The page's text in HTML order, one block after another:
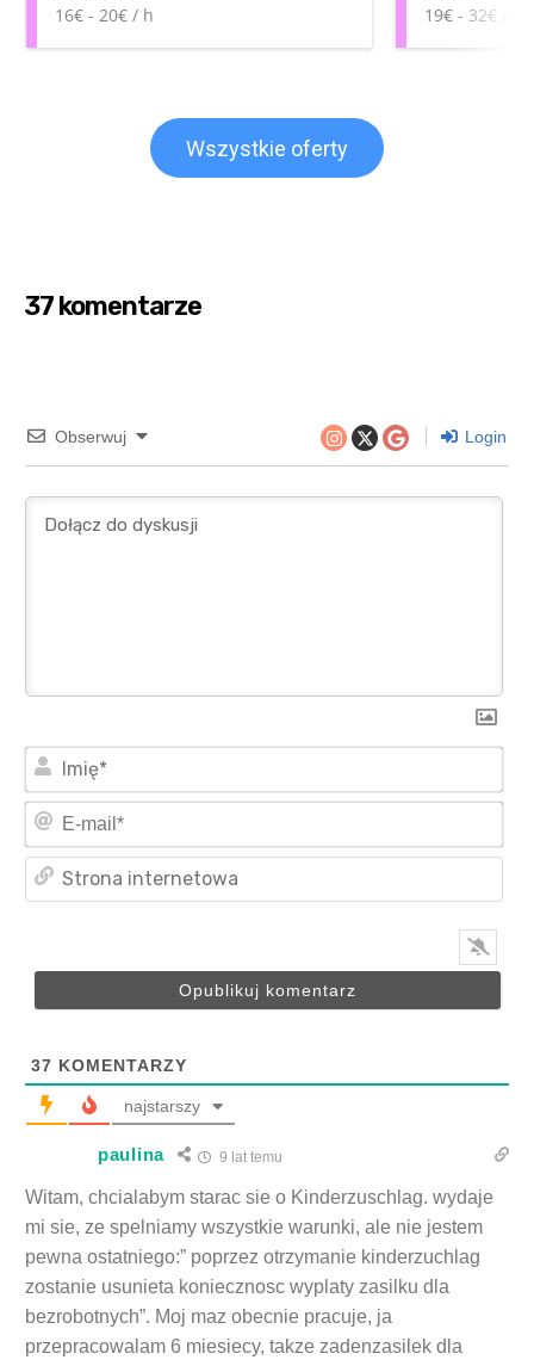
16€ - 20€ / h
19€ - 32€ / h
Wszystkie oferty
37 komentarze
Obserwuj Login
E-
37 KOMENTARZY
najstarszy
paulina 9 lat temu
Witam, chcialabym starac sie o Kinderzuschlag. wydaje
mi sie, ze spelniamy wszystkie warunki, ale nie jestem
pewna ostatniego:” poprzez otrzymanie kinderzuchlag
zostanie usunieta koniecznosc wyplaty zasilku dla
bezrobotnych”. Moj maz obecnie pracuje, ja
przepracowalam 6 miesiecy, takze zadenzasilek dla